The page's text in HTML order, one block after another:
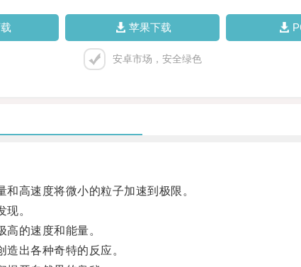
苹果下载
安卓市场，安全绿色
高速度将微小的粒子加速到极限。
。
的速度和能量。
出各种奇特的反应。